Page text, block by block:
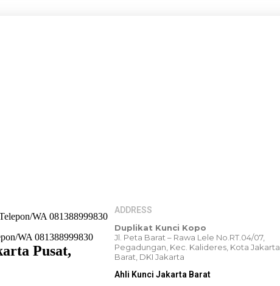
WA 081388999830
Pusat,
ADDRESS
Duplikat Kunci Kopo
Jl. Peta Barat – Rawa Lele No.RT.04/07,
Pegadungan, Kec. Kalideres, Kota Jakarta
Barat, DKI Jakarta
Ahli Kunci Jakarta Barat